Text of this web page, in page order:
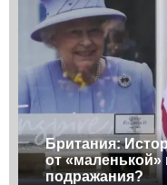
Британия:
от
подражания?